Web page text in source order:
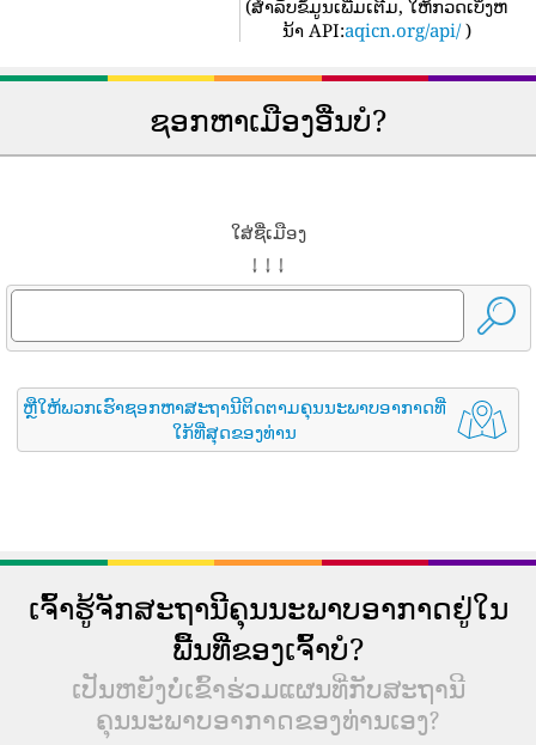
(ສໍາລັບຂໍ້ມູນເພີ່ມເຕີມ, ໃຫ້ກວດເບິ່ງຫ
ນ້າ API:aqicn.org/api/ )
ຊອກຫາເມືອງອື່ນບໍ?
ໃສ່ຊື່ເມືອງ
↓ ↓ ↓
ຫຼືໃຫ້ພວກເຮົາຊອກຫາສະຖານີຕິດຕາມຄຸນນະພາບອາກາດທີ່
ໃກ້ທີ່ສຸດຂອງທ່ານ
ເຈົ້າຮູ້ຈັກສະຖານີຄຸນນະພາບອາກາດຢູ່ໃນ
ພື້ນທີ່ຂອງເຈົ້າບໍ?
ເປັນຫຍັງບໍ່ເຂົ້າຮ່ວມແຜນທີ່ກັບສະຖານີ
ຄຸນນະພາບອາກາດຂອງທ່ານເອງ?